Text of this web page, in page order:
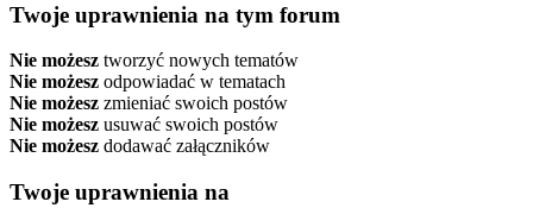
Twoje uprawnienia na tym forum
Nie możesz tworzyć nowych tematów
Nie możesz odpowiadać w tematach
Nie możesz zmieniać swoich postów
Nie możesz usuwać swoich postów
Nie możesz dodawać załączników
Twoje uprawnienia na